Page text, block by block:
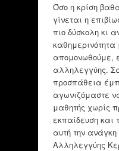
Όσο η κρίση
γίνεται η
πιο δύσκολη κι
απομονωθούμε,
αλληλεγγύης.
προσπάθεια
αγωνιζόμαστε
μαθητής χωρίς
εκπαίδευση
αυτή την
Αλληλεγγύης